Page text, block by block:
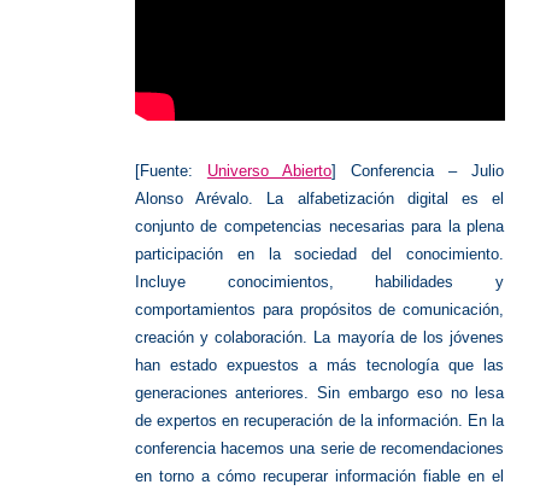
[Fuente: Universo Abierto] Conferencia – Julio
Alonso Arévalo. La alfabetización digital es el
conjunto de competencias necesarias para la plena
participación en la sociedad del conocimiento.
Incluye conocimientos, habilidades y
comportamientos para propósitos de comunicación,
creación y colaboración. La mayoría de los jóvenes
han estado expuestos a más tecnología que las
generaciones anteriores. Sin embargo eso no lesa
de expertos en recuperación de la información. En la
conferencia hacemos una serie de recomendaciones
en torno a cómo recuperar información fiable en el